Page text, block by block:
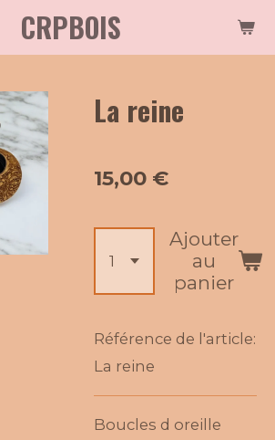
CRPBOIS
La reine
15,00 €
Ajouter
au
panier
Référence de l'article:
La reine
Boucles d oreille